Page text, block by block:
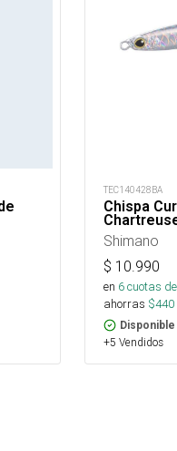
TEC140428BA
Chispa
Shimano
$ 10.990
en 6cuotas
ahorras $440
Disponible
+5 Vendidos